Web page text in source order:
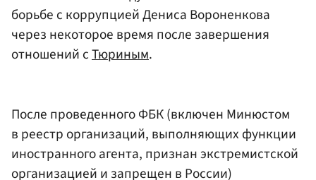
борьбе с коррупцией Дениса Вороненкова
через некоторое время после завершения
отношений сТюриным.
После проведенного ФБК (включен Минюстом
в реестр организаций, выполняющих функции
иностранного агента, признан экстремистской
организацией и запрещен в России)